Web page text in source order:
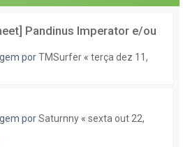
Pandinus Imperator e/ou
porTMSurfer « terça dez 11,
porSaturnny « sexta out 22,